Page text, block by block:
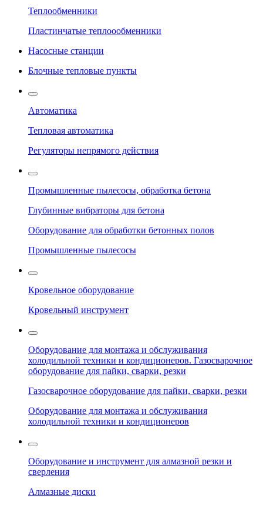
Теплообменники
Пластинчатые теплоообменники
Насосные станции
Блочные тепловые пункты
Автоматика
Тепловая автоматика
Регуляторы непрямого действия
Промышленные пылесосы, обработка бетона
Глубинные вибраторы для бетона
Оборудование для обработки бетонных полов
Промышленные пылесосы
Кровельное оборудование
Кровельный инструмент
Оборудование для монтажа и обслуживания
холодильной техники и кондиционеров. Газосварочное
оборудование для пайки, сварки, резки
Газосварочное оборудование для пайки, сварки, резки
Оборудование для монтажа и обслуживания
холодильной техники и кондиционеров
Оборудование и инструмент для алмазной резки и
сверления
Алмазные диски